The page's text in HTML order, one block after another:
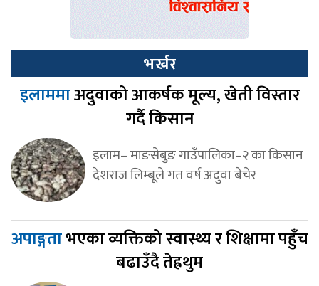
भर्खर
इलाममाअदुवाको आकर्षक मूल्य, खेती विस्तार
गर्दै किसान
इलाम– माङसेबुङ गाउँपालिका–२ का किसान
देशराज लिम्बूले गत वर्ष अदुवा बेचेर
अपाङ्गताभएका व्यक्तिको स्वास्थ्य र शिक्षामा पहुँच
बढाउँदै तेह्रथुम